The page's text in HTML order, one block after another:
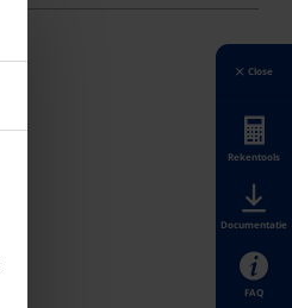
Close
Rekentools
Documentatie
FAQ